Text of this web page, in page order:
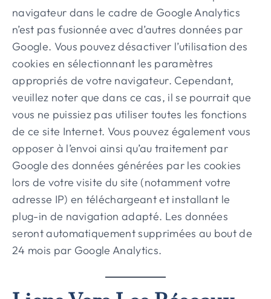
navigateur dans le cadre de Google Analytics
n’est pas fusionnée avec d’autres données par
Google. Vous pouvez désactiver l’utilisation des
cookies en sélectionnant les paramètres
appropriés de votre navigateur. Cependant,
veuillez noter que dans ce cas, il se pourrait que
vous ne puissiez pas utiliser toutes les fonctions
de ce site Internet. Vous pouvez également vous
opposer à l’envoi ainsi qu’au traitement par
Google des données générées par les cookies
lors de votre visite du site (notamment votre
adresse IP) en téléchargeant et installant le
plug-in de navigation adapté. Les données
seront automatiquement supprimées au bout de
24 mois par Google Analytics.